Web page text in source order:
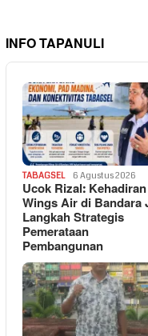
INFO TAPANULI
TABAGSEL 6 Agustus 2026
Ucok Rizal: Kehadiran
Wings Air di Bandara
Langkah Strategis
Pemerataan
Pembangunan